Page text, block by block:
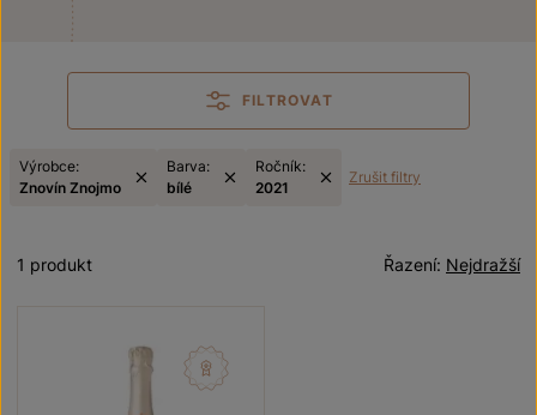
FILTROVAT
Výrobce:
Znovín Znojmo
Barva:
bílé
Ročník:
2021
Zrušit filtry
Nejdražší
Řazení:
1 produkt